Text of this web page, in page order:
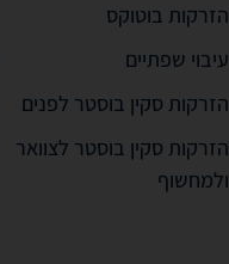
הזרקות בוטוקס
עיבוי שפתיים
הזרקות סקין בוסטר לפנים
הזרקות סקין בוסטר לצוואר
ולמחשוף